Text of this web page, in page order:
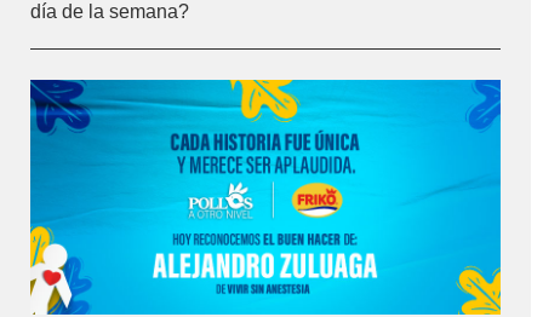
día de la semana?